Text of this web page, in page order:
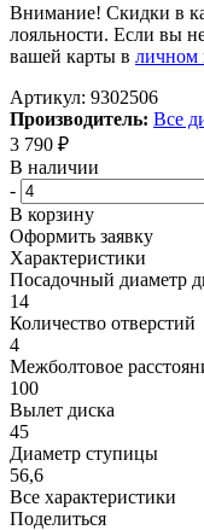
Внимание! Скидки в
лояльности. Если вы
вашей карты в личном
Артикул: 9302506
Производитель: Все
3 790 ₽
В наличии
-
В корзину
Оформить заявку
Характеристики
Посадочный диаметр
14
Количество отверстий
4
Межболтовое
100
Вылет диска
45
Диаметр ступицы
56,6
Все характеристики
Поделиться